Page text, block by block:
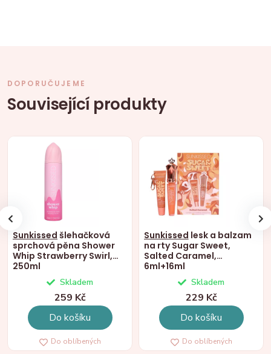
DOPORUČUJEME
Související produkty
Sunkissed šlehačková
sprchová pěna Shower
Whip Strawberry Swirl,
250ml
Skladem
259 Kč
Do košíku
Do oblíbených
Sunkissed lesk a balzam
na rty Sugar Sweet,
Salted Caramel,
6ml+16ml
Skladem
229 Kč
Do košíku
Do oblíbených